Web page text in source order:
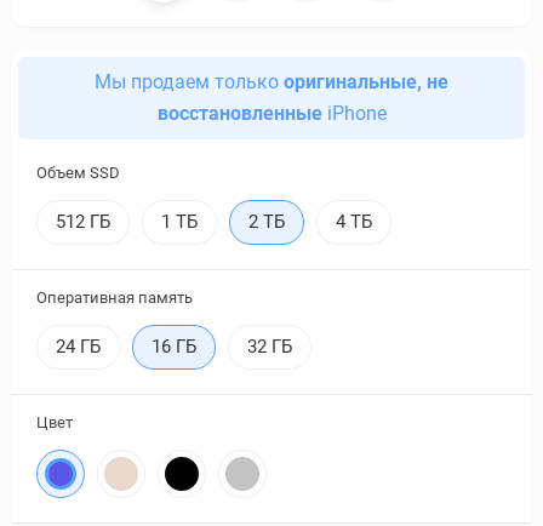
Мы продаем только оригинальные, не
восстановленныеiPhone
Объем SSD
512 ГБ 1 ТБ 2 ТБ 4 ТБ
Оперативная память
24 ГБ 16 ГБ 32 ГБ
Цвет